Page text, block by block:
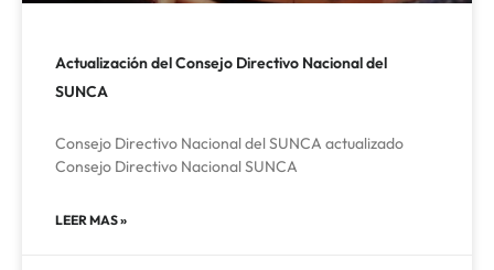
Actualización del Consejo Directivo Nacional del
SUNCA
Consejo Directivo Nacional del SUNCA actualizado
Consejo Directivo Nacional SUNCA
LEER MAS »